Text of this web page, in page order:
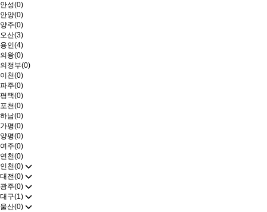
안성(0)
안양(0)
양주(0)
오산(3)
용인(4)
의왕(0)
의정부(0)
이천(0)
파주(0)
평택(0)
포천(0)
하남(0)
가평(0)
양평(0)
여주(0)
연천(0)
인천(0)
대전(0)
광주(0)
대구(1)
울산(0)